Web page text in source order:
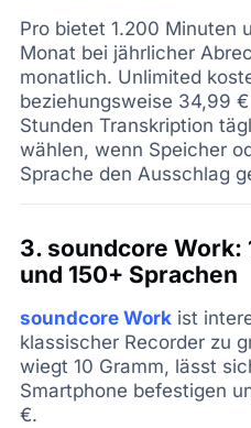
Pro bietet 1.200 Minuten
Monat bei jährlicher
monatlich. Unlimited
beziehungsweise 34,99
Stunden Transkription
wählen, wenn Speicher
Sprache den Ausschlag
3. soundcore Work:
und 150+ Sprachen
soundcore Work ist
klassischer Recorder zu
wiegt 10 Gramm, lässt
Smartphone befestigen
€.